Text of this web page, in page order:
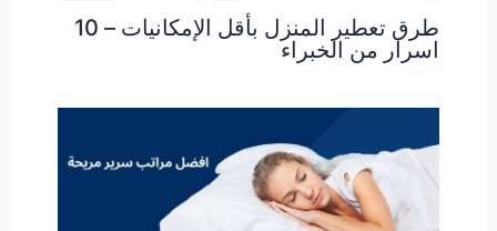
طرق تعطير المنزل بأقل الإمكانيات – 10
اسرار من الخبراء